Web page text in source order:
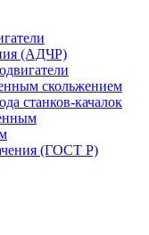
(АДЧР)
скольжением
станков-качалок
(ГОСТ Р)